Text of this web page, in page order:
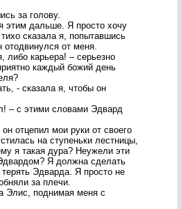
за голову.
этим дальше. Я просто хочу
сказала я, попытавшись
отодвинулся от меня.
карьера! – серьезно
каждый божий день
- сказала я, чтобы он
– с этими словами Эдвард
отцепил мои руки от своего
на ступеньки лестницы,
я такая дура? Неужели эти
Я должна сделать
Эдварда. Я просто не
за плечи.
Элис, поднимая меня с